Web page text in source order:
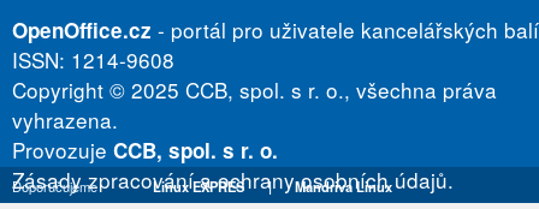
OpenOffice.cz - portál pro uživatele kancelářských
ISSN: 1214-9608
Copyright © 2025 CCB, spol. s r. o., všechna práva
vyhrazena.
Provozuje CCB, spol. s r. o.
Zásady zpracování a ochrany osobních údajů.
Doporučujeme Linux EXPRES | Mandriva Linux